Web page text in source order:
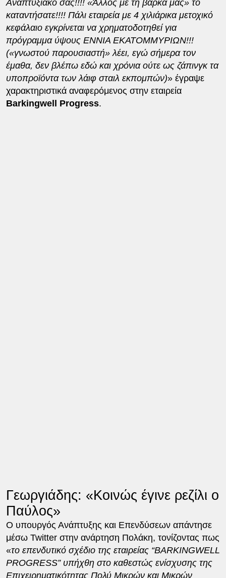
Αναπτυξιακό σας!!!! «Άλλος με τη βάρκα μας» το
καταντήσατε!!!! Πάλι εταιρεία με 4 χιλιάρικα μετοχικό
κεφάλαιο εγκρίνεται να χρηματοδοτηθεί για
πρόγραμμα ύψους ΕΝΝΙΑ ΕΚΑΤΟΜΜΥΡΙΩΝ!!!
(«γνωστού παρουσιαστή» λέει, εγώ σήμερα τον
έμαθα, δεν βλέπω εδώ και χρόνια ούτε ως ζάπινγκ τα
υποπροϊόντα των λάιφ σταιλ εκπομπών)» έγραψε
χαρακτηριστικά αναφερόμενος στην εταιρεία
Barkingwell Progress.
Γεωργιάδης: «Κοινώς έγινε ρεζίλι ο
Παύλος»
Ο υπουργός Ανάπτυξης και Επενδύσεων απάντησε
μέσω Twitter στην ανάρτηση Πολάκη, τονίζοντας πως
«το επενδυτικό σχέδιο της εταιρείας “BARKINGWELL
PROGRESS” υπήχθη στο καθεστώς ενίσχυσης της
Επιχειρηματικότητας Πολύ Μικρών και Μικρών